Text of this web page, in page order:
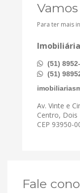
Para ter mais
(51)
(51)
Av. Vinte e
Centro, Dois
CEP 93950-
Fale